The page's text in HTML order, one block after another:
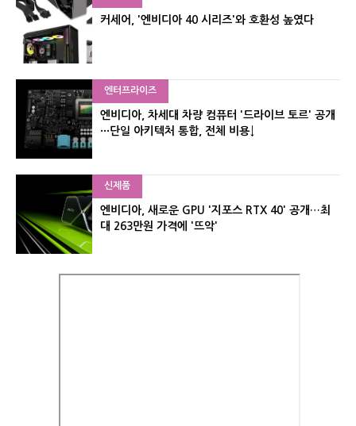
커세어, '엔비디아 40 시리즈'와 호환성 높였다
엔터프라이즈
엔비디아, 차세대 차량 컴퓨터 '드라이브 토르' 공개
···단일 아키텍처 통합, 전체 비용↓
신제품
엔비디아, 새로운 GPU '지포스 RTX 40' 공개…최
대 263만원 가격에 '뜨악'